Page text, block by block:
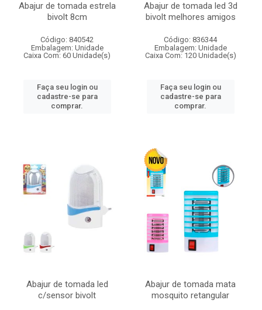
Abajur de tomada estrela
bivolt 8cm
Código: 840542
Embalagem: Unidade
Caixa Com: 60 Unidade(s)
Faça seu login ou
cadastre-se para
comprar.
Abajur de tomada led 3d
bivolt melhores amigos
Código: 836344
Embalagem: Unidade
Caixa Com: 120 Unidade(s)
Faça seu login ou
cadastre-se para
comprar.
Abajur de tomada led
c/sensor bivolt
Abajur de tomada mata
mosquito retangular